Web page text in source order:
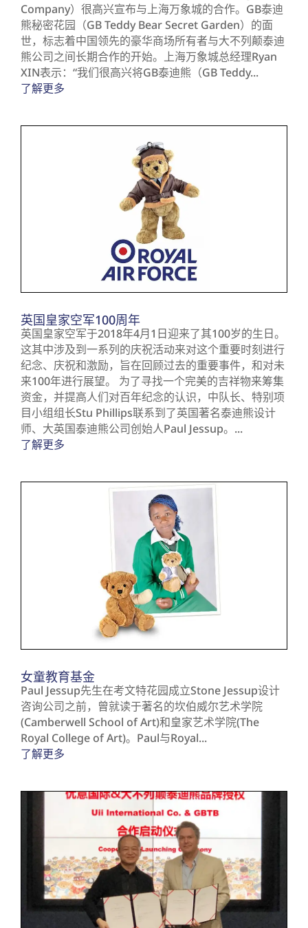
Company）很高兴宣布与上海万象城的合作。GB泰迪
熊秘密花园（GB Teddy Bear Secret Garden）的面
世，标志着中国领先的豪华商场所有者与大不列颠泰迪
熊公司之间长期合作的开始。上海万象城总经理Ryan
XIN表示：“我们很高兴将GB泰迪熊（GB Teddy...
了解更多
英国皇家空军100周年
英国皇家空军于2018年4月1日迎来了其100岁的生日。
这其中涉及到一系列的庆祝活动来对这个重要时刻进行
纪念、庆祝和激励，旨在回顾过去的重要事件，和对未
来100年进行展望。 为了寻找一个完美的吉祥物来筹集
资金，并提高人们对百年纪念的认识，中队长、特别项
目小组组长Stu Phillips联系到了英国著名泰迪熊设计
师、大英国泰迪熊公司创始人Paul Jessup。...
了解更多
女童教育基金
Paul Jessup先生在考文特花园成立Stone Jessup设计
咨询公司之前，曾就读于著名的坎伯威尔艺术学院
(Camberwell School of Art)和皇家艺术学院(The
Royal College of Art)。Paul与Royal...
了解更多